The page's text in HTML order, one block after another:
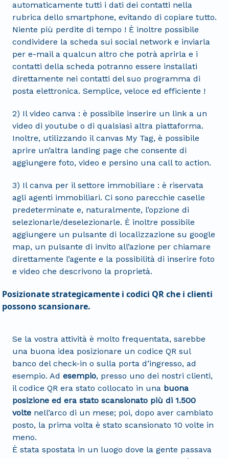
automaticamente tutti i dati dei contatti nella
rubrica dello smartphone, evitando di copiare tutto.
Niente più perdite di tempo ! È inoltre possibile
condividere la scheda sui social network e inviarla
per e-mail a qualcun altro che potrà aprirla e i
contatti della scheda potranno essere installati
direttamente nei contatti del suo programma di
posta elettronica. Semplice, veloce ed efficiente !
2) Il video canva : è possibile inserire un link a un
video di youtube o di qualsiasi altra piattaforma.
Inoltre, utilizzando il canvas My Tag, è possibile
aprire un’altra landing page che consente di
aggiungere foto, video e persino una call to action.
3) Il canva per il settore immobiliare : è riservata
agli agenti immobiliari. Ci sono parecchie caselle
predeterminate e, naturalmente, l’opzione di
selezionarle/deselezionarle. È inoltre possibile
aggiungere un pulsante di localizzazione su google
map, un pulsante di invito all’azione per chiamare
direttamente l’agente e la possibilità di inserire foto
e video che descrivono la proprietà.
Posizionate strategicamente i codici QR che i clienti
possono scansionare.
Se la vostra attività è molto frequentata, sarebbe
una buona idea posizionare un codice QR sul
banco del check-in o sulla porta d’ingresso, ad
esempio. Ad esempio, presso uno dei nostri clienti,
il codice QR era stato collocato in una buona
posizione ed era stato scansionato più di 1.500
volte nell’arco di un mese; poi, dopo aver cambiato
posto, la prima volta è stato scansionato 10 volte in
meno.
È stata spostata in un luogo dove la gente passava